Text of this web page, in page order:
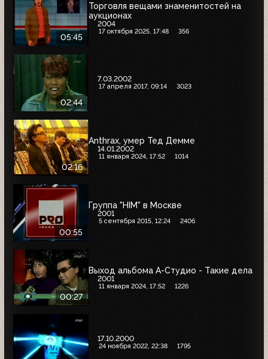
05:45
Торговля вещами знаменитостей на
аукционах
2004
17 октября 2025, 17:48 356
02:44
7.03.2002
17 апреля 2017, 09:14 3023
02:16
Anthrax, умер Тед Демме
14.01.2002
11 января 2024, 17:52 1014
00:55
Группа "HIM" в Москве
2001
5 сентября 2015, 12:24 2406
00:27
Выход альбома А-Студио - Такие дела
2001
11 января 2024, 17:52 1226
17.10.2000
24 ноября 2022, 22:38 1795